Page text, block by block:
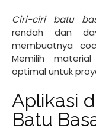
Ciri-ciri batu
rendah dan
membuatnya
Memilih
optimal untuk
Aplikasi
Batu